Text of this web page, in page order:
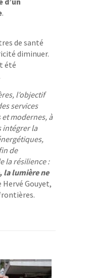
.
de santé
diminuer.
été
l’objectif
services
modernes, à
intégrer la
de
la résilience :
la lumière ne
Hervé Gouyet,